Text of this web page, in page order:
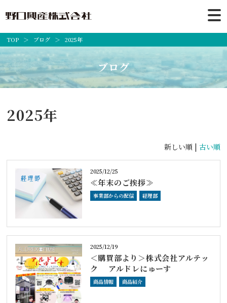
TOP ブログ 2025年
ブログ
2025年
新しい順 | 古い順
2025/12/25
≪年末のご挨拶≫
事業部からの配信 経理部
2025/12/19
＜購買部より＞株式会社アルテッ
ク アルドレにゅーす
商品情報 商品紹介